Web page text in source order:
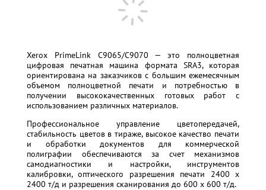
Xerox PrimeLink C9065/C9070 — это полноцветная
цифровая печатная машина формата SRА3, которая
ориентирована на заказчиков с большим ежемесячным
объемом полноцветной печати и потребностью в
получении высококачественных готовых работ с
использованием различных материалов.
Профессиональное управление цветопередачей,
стабильность цветов в тираже, высокое качество печати
и обработки документов для коммерческой
полиграфии обеспечиваются за счет механизмов
самодиагностики и настройки, инструментов
калибровки, оптического разрешения печати 2400 x
2400 т/д и разрешения сканирования до 600 x 600 т/д.